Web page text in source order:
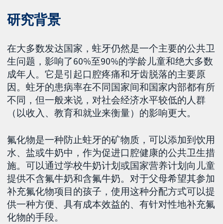
研究背景
在大多数发达国家，蛀牙仍然是一个主要的公共卫
生问题，影响了60%至90%的学龄儿童和绝大多数
成年人。它是引起口腔疼痛和牙齿脱落的主要原
因。蛀牙的患病率在不同国家间和国家内部都有所
不同，但一般来说，对社会经济水平较低的人群
（以收入、教育和就业来衡量）的影响更大。
氟化物是一种防止蛀牙的矿物质，可以添加到饮用
水、盐或牛奶中，作为促进口腔健康的公共卫生措
施。可以通过学校牛奶计划或国家营养计划向儿童
提供不含氟牛奶和含氟牛奶。对于父母希望其参加
补充氟化物项目的孩子，使用这种分配方式可以提
供一种方便、具有成本效益的、有针对性地补充氟
化物的手段。